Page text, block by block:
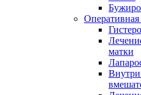
Оперативная
матки